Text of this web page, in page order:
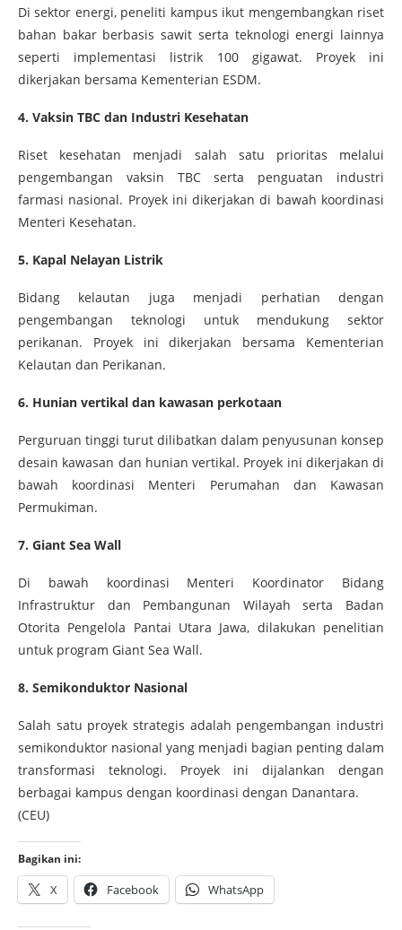
Di sektor energi, peneliti kampus ikut mengembangkan riset
bahan bakar berbasis sawit serta teknologi energi lainnya
seperti implementasi listrik 100 gigawat. Proyek ini
dikerjakan bersama Kementerian ESDM.
4. Vaksin TBC dan Industri Kesehatan
Riset kesehatan menjadi salah satu prioritas melalui
pengembangan vaksin TBC serta penguatan industri
farmasi nasional. Proyek ini dikerjakan di bawah koordinasi
Menteri Kesehatan.
5. Kapal Nelayan Listrik
Bidang kelautan juga menjadi perhatian dengan
pengembangan teknologi untuk mendukung sektor
perikanan. Proyek ini dikerjakan bersama Kementerian
Kelautan dan Perikanan.
6. Hunian vertikal dan kawasan perkotaan
Perguruan tinggi turut dilibatkan dalam penyusunan konsep
desain kawasan dan hunian vertikal. Proyek ini dikerjakan di
bawah koordinasi Menteri Perumahan dan Kawasan
Permukiman.
7. Giant Sea Wall
Di bawah koordinasi Menteri Koordinator Bidang
Infrastruktur dan Pembangunan Wilayah serta Badan
Otorita Pengelola Pantai Utara Jawa, dilakukan penelitian
untuk program Giant Sea Wall.
8. Semikonduktor Nasional
Salah satu proyek strategis adalah pengembangan industri
semikonduktor nasional yang menjadi bagian penting dalam
transformasi teknologi. Proyek ini dijalankan dengan
berbagai kampus dengan koordinasi dengan Danantara.
(CEU)
Bagikan ini:
X Facebook WhatsApp